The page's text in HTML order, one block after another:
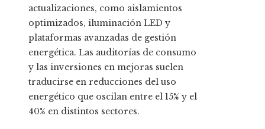
actualizaciones, como aislamientos
optimizados, iluminación LED y
plataformas avanzadas de gestión
energética. Las auditorías de consumo
y las inversiones en mejoras suelen
traducirse en reducciones del uso
energético que oscilan entre el 15% y el
40% en distintos sectores.